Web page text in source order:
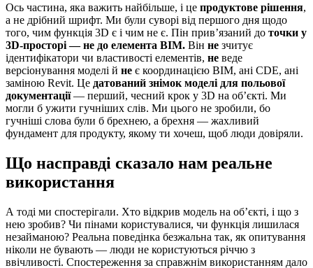
Ось частина, яка важить найбільше, і це продуктове рішення,
а не дрібний шрифт. Ми були суворі від першого дня щодо
того, чим функція 3D є і чим не є. Пін прив’язаний до точки у
3D-просторі — не до елемента BIM. Він не зчитує
ідентифікатори чи властивості елементів, не веде
версіонування моделі й не є координацією BIM, ані CDE, ані
заміною Revit. Це датований знімок моделі для польової
документації— перший, чесний крок у 3D на об’єкті. Ми
могли б ужити гучніших слів. Ми цього не зробили, бо
гучніші слова були б брехнею, а брехня — жахливий
фундамент для продукту, якому ти хочеш, щоб люди довіряли.
Що насправді сказало нам реальне
використання
А тоді ми спостерігали. Хто відкрив модель на об’єкті, і що з
нею зробив? Чи пінами користувалися, чи функція лишилася
незайманою? Реальна поведінка безжальна так, як опитування
ніколи не бувають — люди не користуються річчю з
ввічливості. Спостереження за справжнім використанням дало